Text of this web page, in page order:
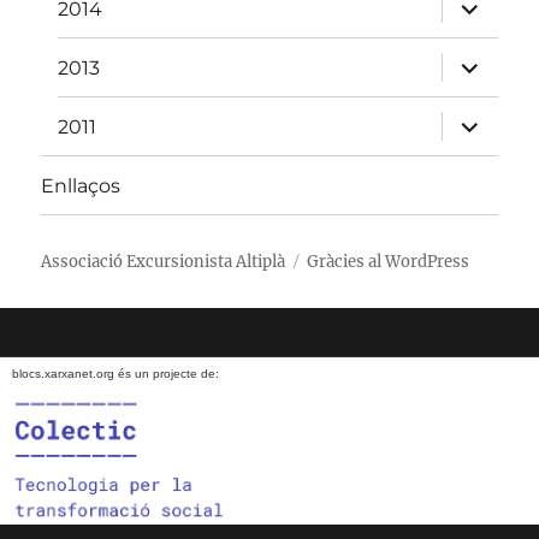
2014
el
menú
fill
2013
amplia
el
menú
fill
2011
amplia
el
menú
Enllaços
Associació Excursionista Altiplà Gràcies al WordPress
blocs.xarxanet.org és un projecte de: